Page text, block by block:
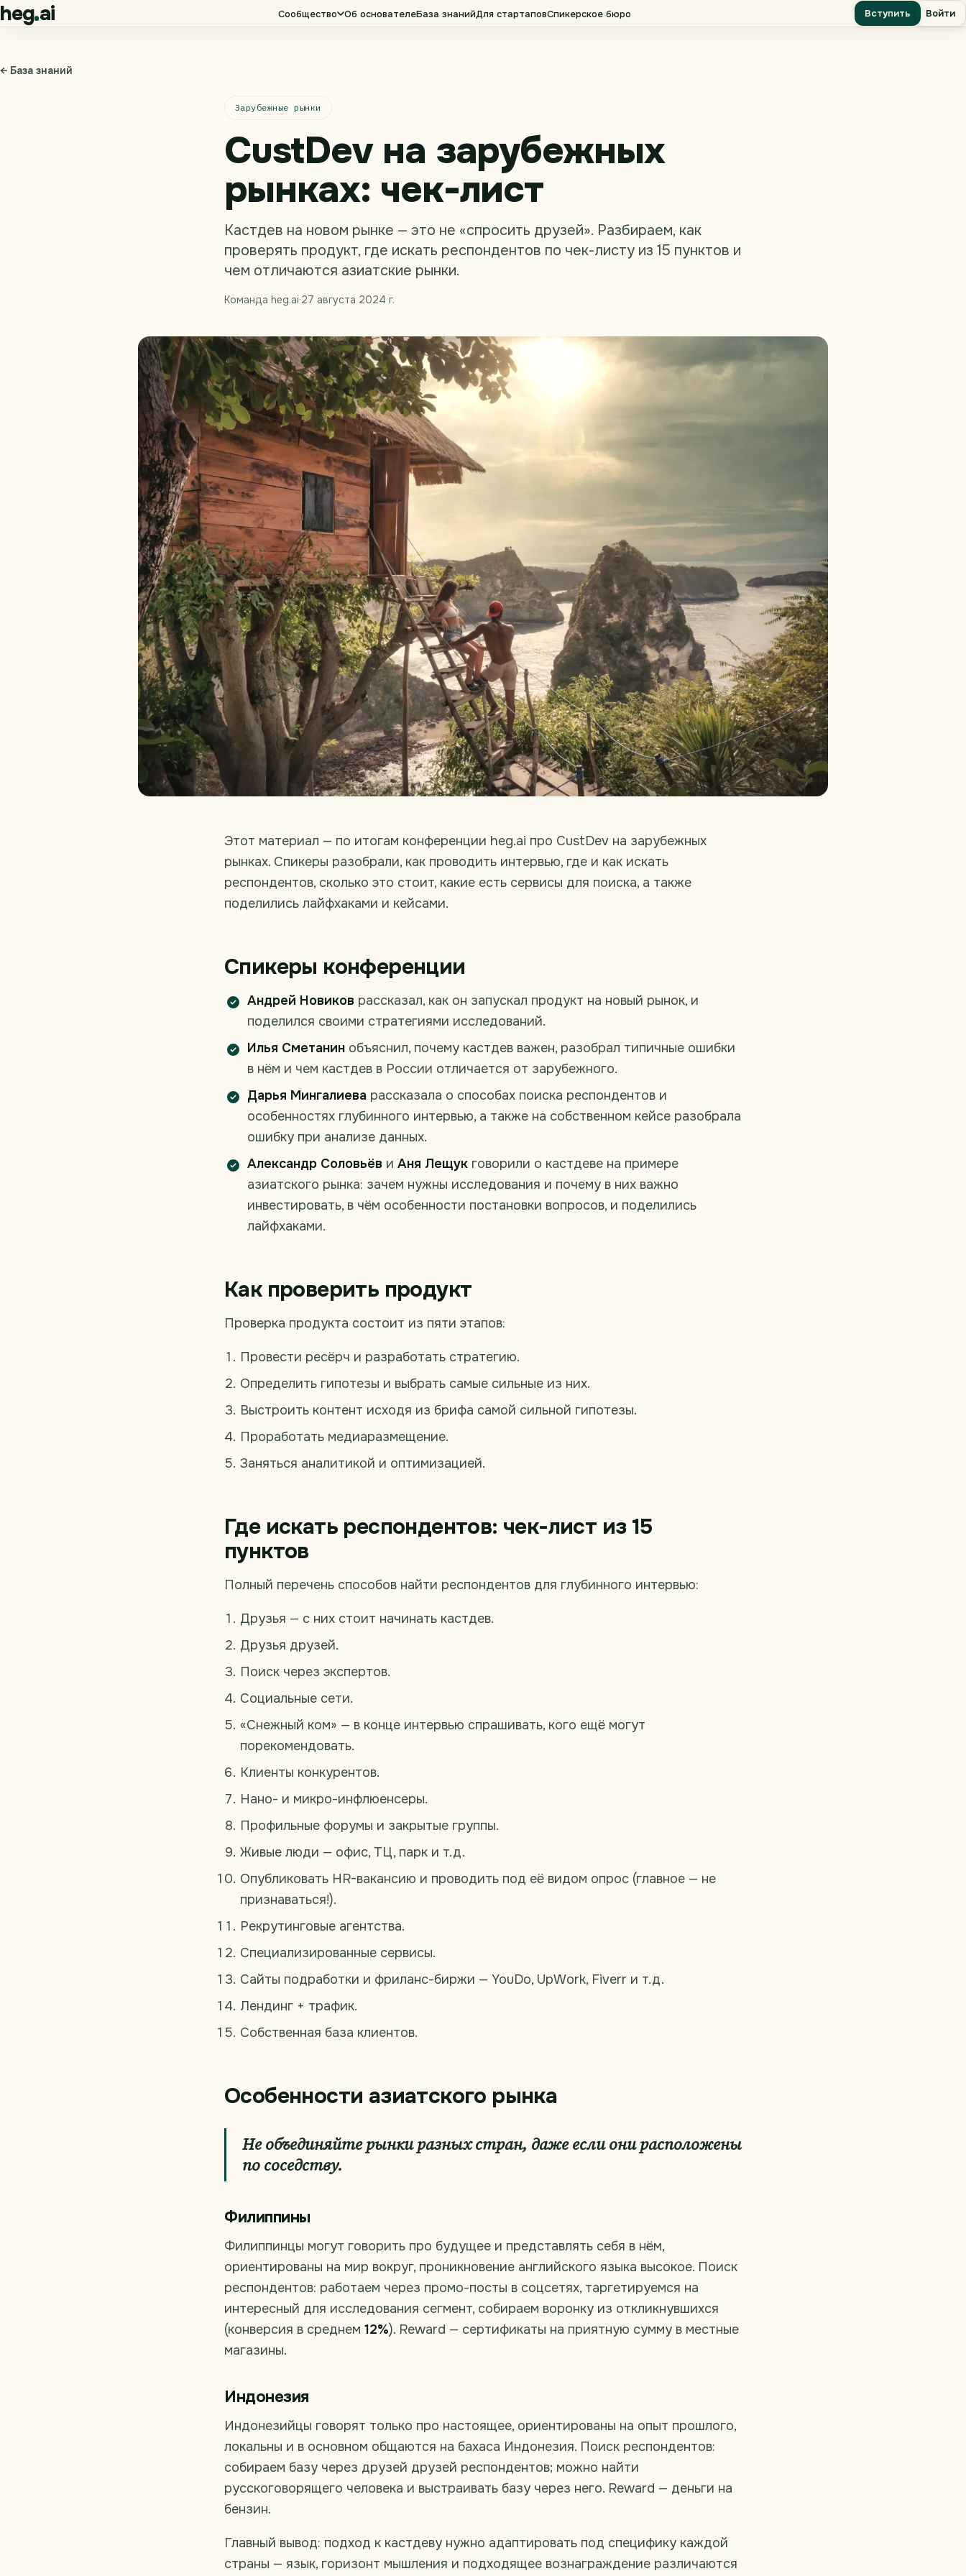
heg ai Сообщество Об основателеБаза знанийДля стартаповСпикерское бюро Вступить Войти
← База знаний
Зарубежные рынки
CustDev на зарубежных
рынках: чек-лист
Кастдев на новом рынке — это не «спросить друзей». Разбираем, как
проверять продукт, где искать респондентов по чек-листу из 15 пунктов и
чем отличаются азиатские рынки.
Команда heg.ai·27 августа 2024 г.
Этот материал — по итогам конференции heg.ai про CustDev на зарубежных
рынках. Спикеры разобрали, как проводить интервью, где и как искать
респондентов, сколько это стоит, какие есть сервисы для поиска, а также
поделились лайфхаками и кейсами.
Спикеры конференции
Андрей Новиков рассказал, как он запускал продукт на новый рынок, и
поделился своими стратегиями исследований.
Илья Сметанин объяснил, почему кастдев важен, разобрал типичные ошибки
в нём и чем кастдев в России отличается от зарубежного.
Дарья Мингалиева рассказала о способах поиска респондентов и
особенностях глубинного интервью, а также на собственном кейсе разобрала
ошибку при анализе данных.
Александр Соловьёв и Аня Лещук говорили о кастдеве на примере
азиатского рынка: зачем нужны исследования и почему в них важно
инвестировать, в чём особенности постановки вопросов, и поделились
лайфхаками.
Как проверить продукт
Проверка продукта состоит из пяти этапов:
Провести ресёрч и разработать стратегию.
Определить гипотезы и выбрать самые сильные из них.
Выстроить контент исходя из брифа самой сильной гипотезы.
Проработать медиаразмещение.
Заняться аналитикой и оптимизацией.
Где искать респондентов: чек-лист из 15
пунктов
Полный перечень способов найти респондентов для глубинного интервью:
Друзья — с них стоит начинать кастдев.
Друзья друзей.
Поиск через экспертов.
Социальные сети.
«Снежный ком» — в конце интервью спрашивать, кого ещё могут
порекомендовать.
Клиенты конкурентов.
Нано- и микро-инфлюенсеры.
Профильные форумы и закрытые группы.
Живые люди — офис, ТЦ, парк и т.д.
Опубликовать HR-вакансию и проводить под её видом опрос (главное — не
признаваться!).
Рекрутинговые агентства.
Специализированные сервисы.
Сайты подработки и фриланс-биржи — YouDo, UpWork, Fiverr и т.д.
Лендинг + трафик.
Собственная база клиентов.
Особенности азиатского рынка
Не объединяйте рынки разных стран, даже если они расположены
по соседству.
Филиппины
Филиппинцы могут говорить про будущее и представлять себя в нём,
ориентированы на мир вокруг, проникновение английского языка высокое. Поиск
респондентов: работаем через промо-посты в соцсетях, таргетируемся на
интересный для исследования сегмент, собираем воронку из откликнувшихся
(конверсия в среднем 12%). Reward — сертификаты на приятную сумму в местные
магазины.
Индонезия
Индонезийцы говорят только про настоящее, ориентированы на опыт прошлого,
локальны и в основном общаются на бахаса Индонезия. Поиск респондентов:
собираем базу через друзей друзей респондентов; можно найти
русскоговорящего человека и выстраивать базу через него. Reward — деньги на
бензин.
Главный вывод: подход к кастдеву нужно адаптировать под специфику каждой
страны — язык, горизонт мышления и подходящее вознаграждение различаются